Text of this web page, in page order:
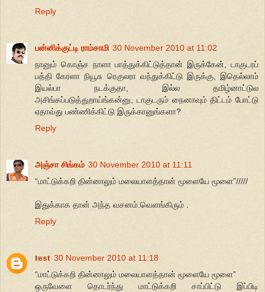
Reply
பன்னிக்குட்டி ராம்சாமி 30 November 2010 at 11:02
நானும் கொஞ்ச நாளா பாத்துக்கிட்டுத்தான் இருக்கேன், டாகுடரப்
பத்தி கேரளா நியூசு ரெகுலரா வந்துக்கிட்டு இருக்கு, இதெல்லாம்
இயல்பா நடக்குதா, இல்ல தமிழ்னாட்டுல
அசிங்கப்படுத்துறாய்ங்கன்னு, டாகுடரும் நைனாவும் திட்டம் போட்டு
ஏதாவ்து பண்ணிக்கிட்டு இருக்கானுங்களா?
Reply
அஞ்சா சிங்கம் 30 November 2010 at 11:11
“மாட்டுக்கறி தின்னாலும் மலையாளத்தான் மூளையே மூளை”/////
இதுக்காக தான் அந்த வசனம்.வெளங்கிரும் .
Reply
test 30 November 2010 at 11:18
“மாட்டுக்கறி தின்னாலும் மலையாளத்தான் மூளையே மூளை”
ஒருவேளை தொடர்ந்து மாட்டுக்கறி சாப்பிட்டு இப்பிடி